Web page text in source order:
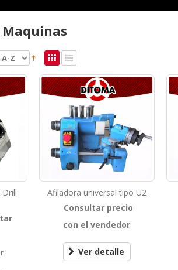
Maquinas
Afiladora universal tipo U2
Consultar precio
con el vendedor
Ver detalle